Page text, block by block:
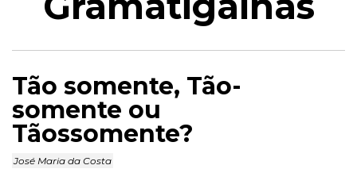
Tão somente, Tão-
somente ou
Tãossomente?
José Maria da Costa